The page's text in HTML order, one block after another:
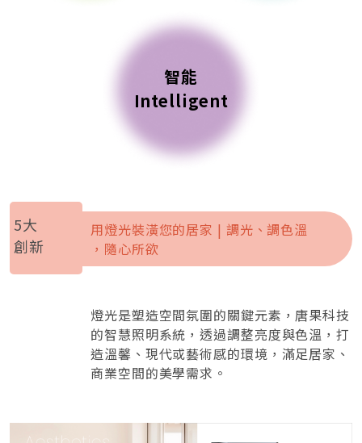
智能
Intelligent
用燈光裝潢您的居家 | 調光、調色溫
，隨心所欲
燈光是塑造空間氛圍的關鍵元素，​唐果科技
的智慧照明系統，透過調整亮度與色溫，打
造溫馨、現代或藝術感的環境，滿足居家、
商業空間的美學需求。
5大
創新